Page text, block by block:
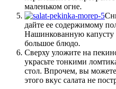
маленьком огне.
дайте ее содержимому
Нашинкованную
большое блюдо.
Сверху уложите на
украсьте тонкими
стол. Впрочем, вы
этого вкус салата не